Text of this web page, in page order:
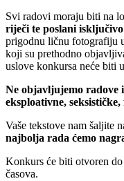
Svi radovi moraju biti na
riječi te poslani
prigodnu ličnu fotografiju
koji su prethodno
uslove konkursa neće biti
Ne objavljujemo radove
eksploativne,
Vaše tekstove nam šaljite
najbolja rada ćemo
Konkurs će biti otvoren
časova.